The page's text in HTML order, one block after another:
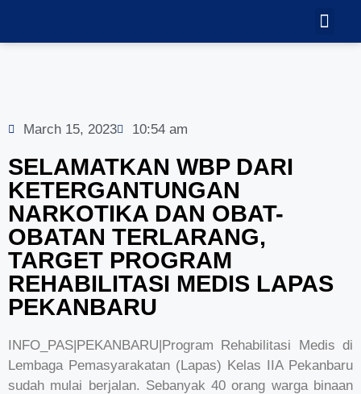
March 15, 2023 10:54 am
SELAMATKAN WBP DARI
KETERGANTUNGAN
NARKOTIKA DAN OBAT-
OBATAN TERLARANG,
TARGET PROGRAM
REHABILITASI MEDIS LAPAS
PEKANBARU
INFO_PAS|PEKANBARU|Program Rehabilitasi Medis di
Lembaga Pemasyarakatan (Lapas) Kelas IIA Pekanbaru
sudah mulai berjalan. Sebanyak 40 orang warga binaan